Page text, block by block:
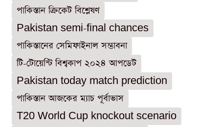
পাকিস্তান ক্রিকেট বিশ্লেষণ
Pakistan semi-final chances
পাকিস্তানের সেমিফাইনাল সম্ভাবনা
টি-টোয়েন্টি বিশ্বকাপ ২০২৪ আপডেট
Pakistan today match prediction
পাকিস্তান আজকের ম্যাচ পূর্বাভাস
T20 World Cup knockout scenario